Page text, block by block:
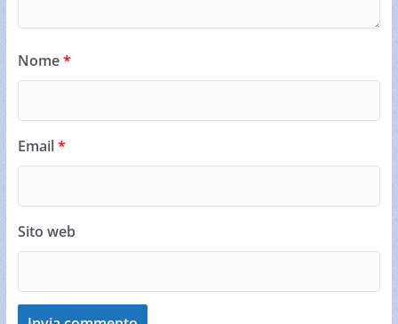
Nome*
Email*
Sito web